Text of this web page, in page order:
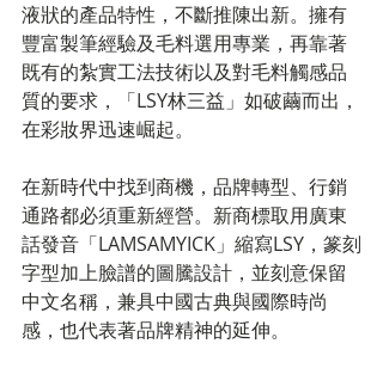
液狀的產品特性，不斷推陳出新。擁有
豐富製筆經驗及毛料選用專業，再靠著
既有的紮實工法技術以及對毛料觸感品
質的要求，「LSY林三益」如破繭而出，
在彩妝界迅速崛起。
在新時代中找到商機，品牌轉型、行銷
通路都必須重新經營。新商標取用廣東
話發音「LAMSAMYICK」縮寫LSY，篆刻
字型加上臉譜的圖騰設計，並刻意保留
中文名稱，兼具中國古典與國際時尚
感，也代表著品牌精神的延伸。